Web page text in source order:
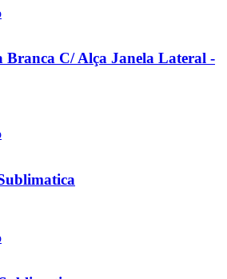
Branca C/ Alça Janela Lateral -